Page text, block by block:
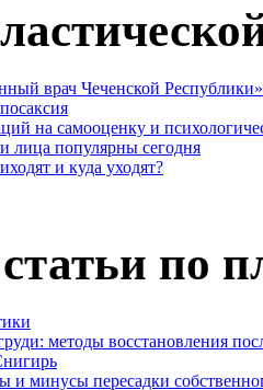
врач Чеченской Республики»
на самооценку и
лица популярны сегодня
и куда уходят?
по
методы восстановления
минусы пересадки